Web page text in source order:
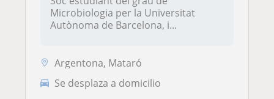
Microbiologia per la Universitat
Autònoma de Barcelona, i...
Argentona, Mataró
Se desplaza a domicilio